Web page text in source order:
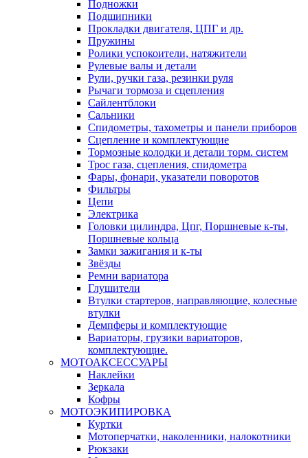
Подножки
Подшипники
Прокладки двигателя, ЦПГ и др.
Пружины
Ролики успокоители, натяжители
Рулевые валы и детали
Рули, ручки газа, резинки руля
Рычаги тормоза и сцепления
Сайлентблоки
Сальники
Спидометры, тахометры и панели приборов
Сцепление и комплектующие
Тормозные колодки и детали торм. систем
Трос газа, сцепления, спидометра
Фары, фонари, указатели поворотов
Фильтры
Цепи
Электрика
Головки цилиндра, Цпг, Поршневые к-ты,
Поршневые кольца
Замки зажигания и к-ты
Звёзды
Ремни вариатора
Глушители
Втулки стартеров, направляющие, колесные
втулки
Демпферы и комплектующие
Вариаторы, грузики вариаторов,
комплектующие.
МОТОАКСЕССУАРЫ
Наклейки
Зеркала
Кофры
МОТОЭКИПИРОВКА
Куртки
Мотоперчатки, наколенники, налокотники
Рюкзаки